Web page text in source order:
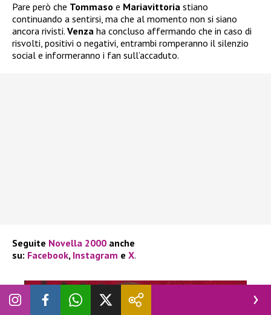
Pare però che Tommaso e Mariavittoria stiano
continuando a sentirsi, ma che al momento non si siano
ancora rivisti. Venza ha concluso affermando che in caso di
risvolti, positivi o negativi, entrambi romperanno il silenzio
social e informeranno i fan sull’accaduto.
Seguite Novella 2000 anche
su: Facebook, Instagram e X.